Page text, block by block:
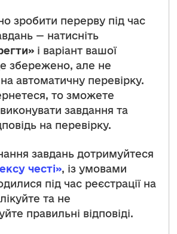
зробити перерву під час
— натисніть
і варіант вашої
збережено, але не
автоматичну перевірку.
то зможете
завдання та
на перевірку.
завдань дотримуйтеся
честі», із умовами
під час реєстрації на
та не
правильні відповіді.